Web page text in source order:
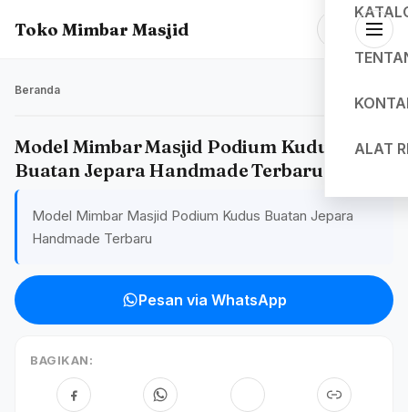
Toko Mimbar Masjid
ALAT
Beranda
Model Mimbar Masjid Podium Kudus
Buatan Jepara Handmade Terbaru
Model Mimbar Masjid Podium Kudus Buatan Jepara
Handmade Terbaru
Pesan via WhatsApp
BAGIKAN: